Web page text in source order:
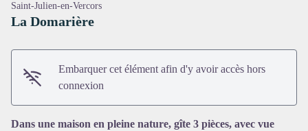
Saint-Julien-en-Vercors
La Domarière
Embarquer cet élément afin d'y avoir accès hors
connexion
Dans une maison en pleine nature, gîte 3 pièces, avec vue